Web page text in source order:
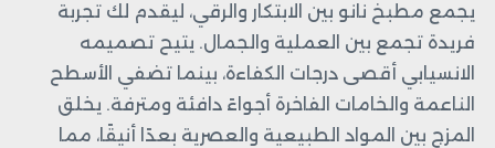
يجمع مطبخ نانو بين الابتكار والرقي، ليقدم لك تجربة
فريدة تجمع بين العملية والجمال. يتيح تصميمه
الانسيابي أقصى درجات الكفاءة، بينما تضفي الأسطح
الناعمة والخامات الفاخرة أجواءً دافئة ومترفة. يخلق
المزج بين المواد الطبيعية والعصرية بعدًا أنيقًا، مما